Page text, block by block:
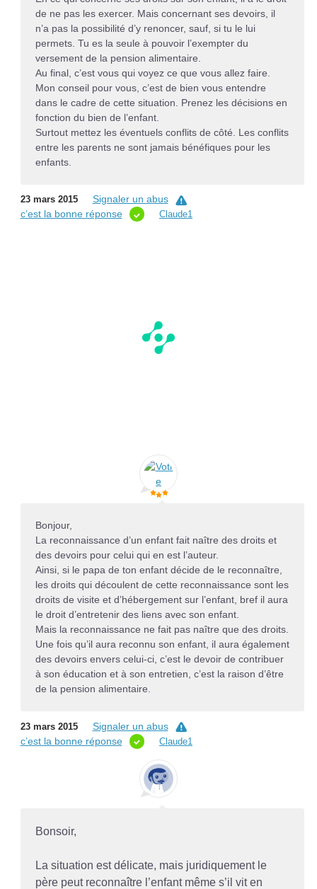
de ne pas les exercer. Mais concernant ses devoirs, il
n’a pas la possibilité d’y renoncer, sauf, si tu le lui
permets. Tu es la seule à pouvoir l’exempter du
versement de la pension alimentaire.
Au final, c’est vous qui voyez ce que vous allez faire.
Mon conseil pour vous, c’est de bien vous entendre
dans le cadre de cette situation. Prenez les décisions en
fonction du bien de l’enfant.
Surtout mettez les éventuels conflits de côté. Les conflits
entre les parents ne sont jamais bénéfiques pour les
enfants.
23 mars 2015
Signaler un abus
c’est la bonne réponse
Claude1
Bonjour,
La reconnaissance d’un enfant fait naître des droits et
des devoirs pour celui qui en est l’auteur.
Ainsi, si le papa de ton enfant décide de le reconnaître,
les droits qui découlent de cette reconnaissance sont les
droits de visite et d’hébergement sur l’enfant, bref il aura
le droit d’entretenir des liens avec son enfant.
Mais la reconnaissance ne fait pas naître que des droits.
Une fois qu’il aura reconnu son enfant, il aura également
des devoirs envers celui-ci, c’est le devoir de contribuer
à son éducation et à son entretien, c’est la raison d’être
de la pension alimentaire.
23 mars 2015
Signaler un abus
c’est la bonne réponse
Claude1
Bonsoir,
La situation est délicate, mais juridiquement le
père peut reconnaître l’enfant même s’il vit en